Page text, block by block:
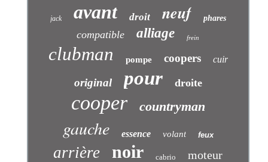
jack avant droit neuf phares
compatible alliage frein
clubman pompe coopers cuir
original pour droite
cooper countryman
gauche essence volant feux
arrière noir cabrio moteur